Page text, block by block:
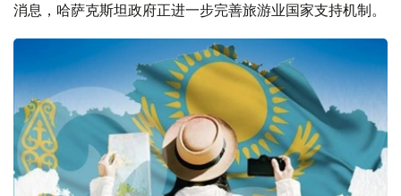
消息，哈萨克斯坦政府正进一步完善旅游业国家支持机制。